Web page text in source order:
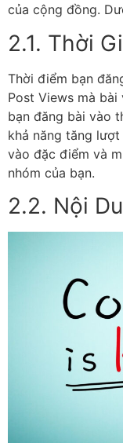
của cộng đồng.
2.1. Thời
Thời điểm bạn
Post Views mà
bạn đăng bài vào
khả năng tăng
vào đặc điểm và
nhóm của bạn.
2.2. Nội